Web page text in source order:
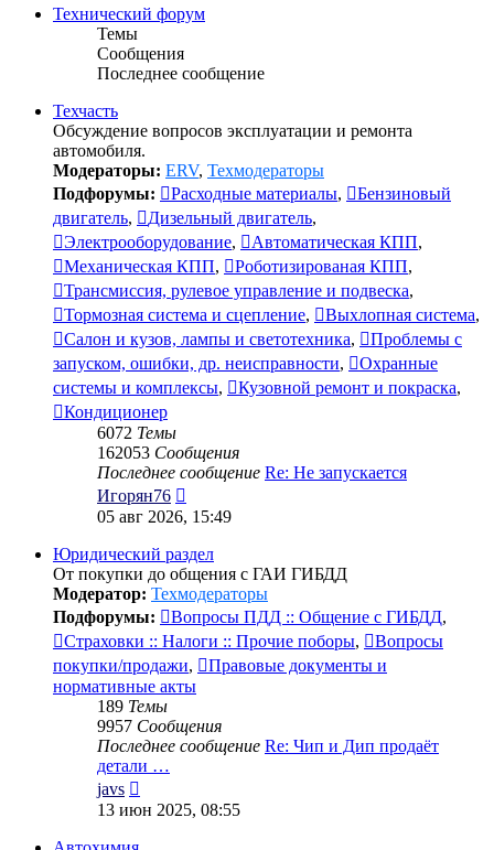
сообщению
Технический форум
Темы
Сообщения
Последнее сообщение
Техчасть
Обсуждение вопросов эксплуатации и ремонта
автомобиля.
Модераторы: ERV, Техмодераторы
Подфорумы:
Расходные материалы,
Бензиновый
двигатель, Дизельный двигатель,
Электрооборудование, Автоматическая КПП,
Механическая КПП, Роботизированая КПП,
Трансмиссия, рулевое управление и подвеска,
Тормозная система и сцепление, Выхлопная система,
Салон и кузов, лампы и светотехника,
Проблемы с
запуском, ошибки, др. неисправности,
Охранные
системы и комплексы, Кузовной ремонт и покраска,
Кондиционер
6072 Темы
162053 Сообщения
Последнее сообщение Re: Не запускается
Игорян76
к
сообщению
05 авг 2026, 15:49
Юридический раздел
От покупки до общения с ГАИ ГИБДД
Модератор: Техмодераторы
Подфорумы:
Вопросы ПДД :: Общение с ГИБДД,
Страховки :: Налоги :: Прочие поборы,
Вопросы
покупки/продажи,
Правовые документы и
нормативные акты
189 Темы
9957 Сообщения
Последнее сообщение Re: Чип и Дип продаёт
детали …
javs
к
13 июн 2025, 08:55